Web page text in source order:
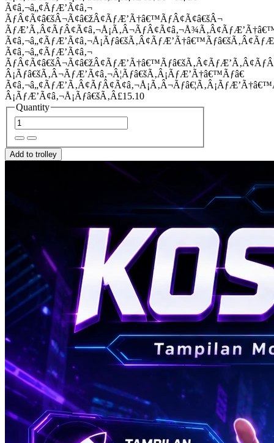
Ã¢â‚¬â„¢ÃƒÆ’Ã¢â‚¬
ÃƒÂ¢Ã¢â€šÂ¬Ã¢â€žÂ¢ÃƒÆ’Ã†â€™ÃƒÂ¢Ã¢â€šÂ¬
Ã¢â‚¬â„¢ÃƒÆ’Ã¢â‚¬
Â¡Ãƒâ€šÃ‚Â¬ÃƒÆ’Ã¢â‚¬Â¦Ãƒâ€šÃ‚Â¡ÃƒÆ’Ã†â€™Ãƒâ€
Â¡ÃƒÆ’Ã¢â‚¬Å¡Ãƒâ€šÃ‚Â£15.10
Quantity
Add to trolley